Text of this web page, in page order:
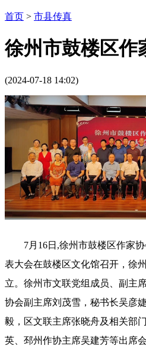
首页 > 市县传真
徐州市鼓楼区作
(2024-07-18 14:02)
7月16日,徐州市鼓楼区作家
表大会在鼓楼区文化馆召开，徐
立。徐州市文联党组成员
副主
协会副主席刘茂雪，秘书长吴彦
毅，区文联主席张晓舟及相关部
英、邳州作协主席吴建芳等出席